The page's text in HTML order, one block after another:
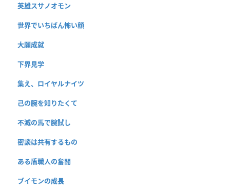
英雄スサノオモン
世界でいちばん怖い顔
大願成就
下界見学
集え、ロイヤルナイツ
己の腕を知りたくて
不滅の馬で腕試し
密談は共有するもの
ある盾職人の奮闘
ブイモンの成長